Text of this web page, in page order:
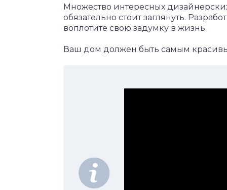
Множество интересных
обязательно стоит заглянуть.
воплотите свою задумку в жизнь.
Ваш дом должен быть самым